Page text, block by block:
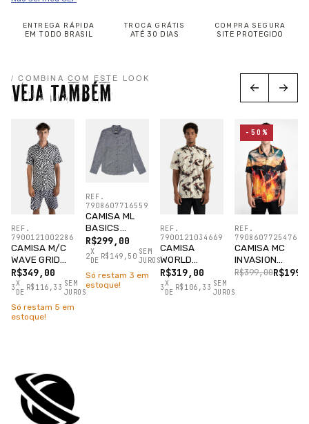
ENTREGA RÁPIDA
EM TODO BRASIL
TROCA GRÁTIS
ATÉ 30 DIAS
COMPRA SEGURA
SITE PROTEGIDO
/ COMBINA COM ESTE LOOK
VEJA TAMBÉM
CAMISA M/C
WAVE GRID
PRETO
R$349,00
3X
DE R$116,33 SEM
JUROS
REF.
7900121002286
Só restam 5 em
estoque!
CAMISA ML
BASICS
SHEEP BLUE
(AZUL)
R$299,00
2X
DE R$149,50 SEM
JUROS
REF.
7908607716559
Só restam 3 em
estoque!
CAMISA
WORLD
DOMINATION
TAPIOCA
R$319,00
3X
DE R$106,33 SEM
JUROS
REF.
7900121034669
CAMISA MC
INVASION
PRETO
R$399,00
REF.
7908607725476
-50%